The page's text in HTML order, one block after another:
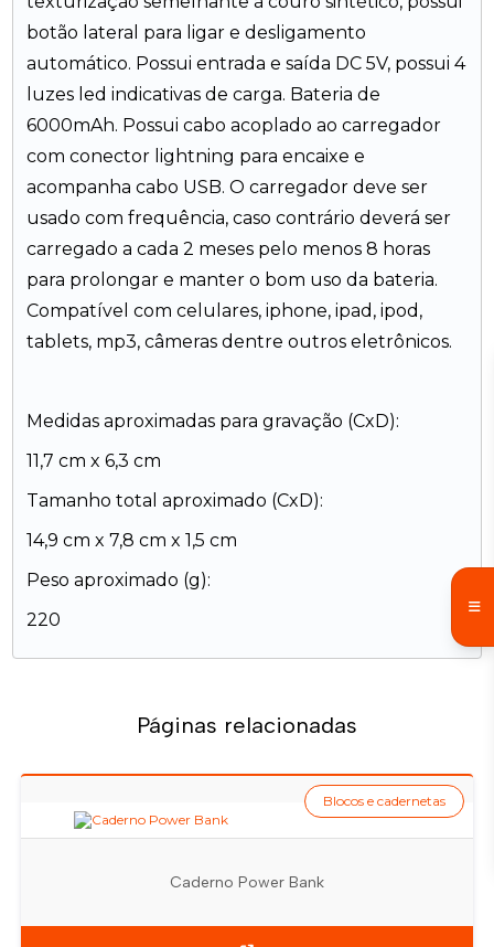
botão lateral para ligar e desligamento
automático. Possui entrada e saída DC 5V, possui 4
luzes led indicativas de carga. Bateria de
6000mAh. Possui cabo acoplado ao carregador
com conector lightning para encaixe e
acompanha cabo USB. O carregador deve ser
usado com frequência, caso contrário deverá ser
carregado a cada 2 meses pelo menos 8 horas
para prolongar e manter o bom uso da bateria.
Compatível com celulares, iphone, ipad, ipod,
tablets, mp3, câmeras dentre outros eletrônicos.
Medidas aproximadas para gravação (CxD):
11,7 cm x 6,3 cm
Tamanho total aproximado (CxD):
14,9 cm x 7,8 cm x 1,5 cm
Peso aproximado (g):
220
Páginas relacionadas
Caderno Power Bank
Blocos e cadernetas